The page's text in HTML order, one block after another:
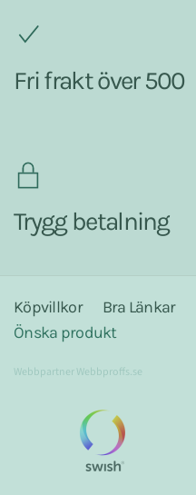
Fri frakt över 500
Trygg betalning
Köpvillkor Bra Länkar
Önska produkt
WebbpartnerWebbproffs.se